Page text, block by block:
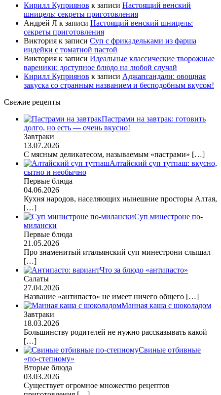
Кирилл Куприянов к записи Настоящий венский
шницель: секреты приготовления
Андрей Л к записи Настоящий венский шницель:
секреты приготовления
Виктория к записи Суп с фрикадельками из фарша
индейки с томатной пастой
Виктория к записи Идеальные классические творожные
вареники: доступное блюдо на любой случай
Кирилл Куприянов к записи Аджапсандали: овощная
закуска со странным названием и бесподобным вкусом!
Свежие рецепты
Пастрами на завтрак: готовить
долго, но есть — очень вкусно!
Завтраки
13.07.2026
С мясным деликатесом, называемым «пастрами» […]
Алтайский суп тутпаш: вкусно,
сытно и необычно
Первые блюда
04.06.2026
Кухня народов, населяющих нынешние просторы Алтая,
[…]
Суп минестроне по-
милански
Первые блюда
21.05.2026
Про знаменитый итальянский суп минестрони слышал
[…]
Что за блюдо «антипасто»
Салаты
27.04.2026
Название «антипасто» не имеет ничего общего […]
Манная каша с шоколадом
Завтраки
18.03.2026
Большинству родителей не нужно рассказывать какой
[…]
Свиные отбивные
«по-степному»
Вторые блюда
03.03.2026
Существует огромное множество рецептов